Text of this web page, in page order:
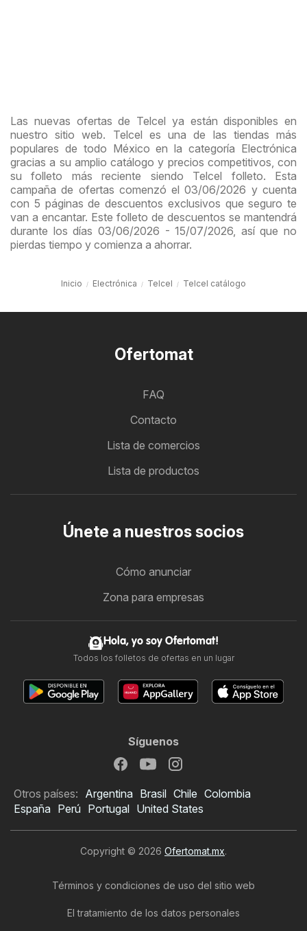
Folleto de Telcel
Las nuevas ofertas de Telcel ya están disponibles en
nuestro sitio web. Telcel es una de las tiendas más
populares de todo México en la categoría Electrónica
gracias a su amplio catálogo y precios competitivos, con
su folleto más reciente siendo Telcel folleto. Esta
campaña de ofertas comenzó el 03/06/2026 y cuenta
con 5 páginas de descuentos exclusivos que seguro te
van a encantar. Este folleto de descuentos se mantendrá
durante los días 03/06/2026 - 15/07/2026, así que no
pierdas tiempo y comienza a ahorrar.
Inicio Electrónica Telcel Telcel catálogo
Ofertomat
FAQ
Contacto
Lista de comercios
Lista de productos
Únete a nuestros socios
Cómo anunciar
Zona para empresas
Hola, yo soy Ofertomat!
Todos los folletos de ofertas en un lugar
Síguenos
Otros países: Argentina Brasil Chile Colombia
España Perú Portugal United States
Copyright © 2026 Ofertomat.mx.
Términos y condiciones de uso del sitio web
El tratamiento de los datos personales